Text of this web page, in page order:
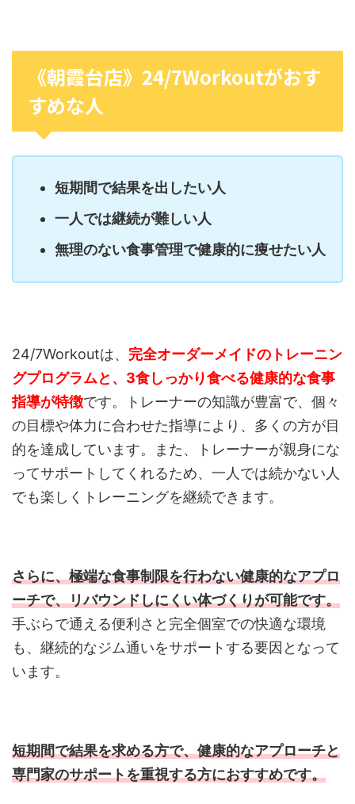
《朝霞台店》24/7Workoutがおす
すめな人
短期間で結果を出したい人
一人では継続が難しい人
無理のない食事管理で健康的に痩せたい人
24/7Workoutは、 完全オーダーメイドのトレーニン
グプログラムと、3食しっかり食べる健康的な食事
指導が特徴です。トレーナーの知識が豊富で、個々
の目標や体力に合わせた指導により、多くの方が目
的を達成しています。また、トレーナーが親身にな
ってサポートしてくれるため、一人では続かない人
でも楽しくトレーニングを継続できます。
さらに、極端な食事制限を行わない健康的なアプロ
ーチで、リバウンドしにくい体づくりが可能です。
手ぶらで通える便利さと完全個室での快適な環境
も、継続的なジム通いをサポートする要因となって
います。
短期間で結果を求める方で、健康的なアプローチと
専門家のサポートを重視する方におすすめです。